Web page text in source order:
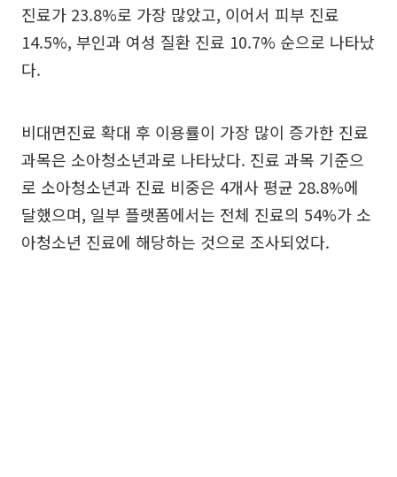
진료가 23.8%로 가장 많았고, 이어서 피부 진료
14.5%, 부인과 여성 질환 진료 10.7% 순으로 나타났
다.
비대면진료 확대 후 이용률이 가장 많이 증가한 진료
과목은 소아청소년과로 나타났다. 진료 과목 기준으
로 소아청소년과 진료 비중은 4개사 평균 28.8%에
달했으며, 일부 플랫폼에서는 전체 진료의 54%가 소
아청소년 진료에 해당하는 것으로 조사되었다.